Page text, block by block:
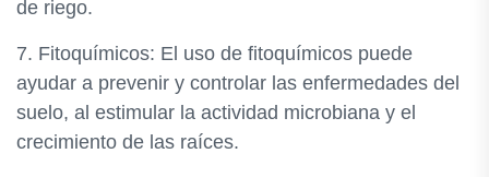
de riego.
7. Fitoquímicos: El uso de fitoquímicos puede
ayudar a prevenir y controlar las enfermedades del
suelo, al estimular la actividad microbiana y el
crecimiento de las raíces.